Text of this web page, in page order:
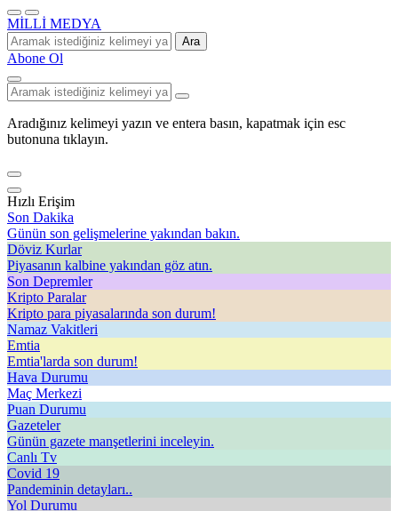
MİLLİ MEDYA
Ara
Abone Ol
Aradığınız kelimeyi yazın ve entera basın, kapatmak için esc
butonuna tıklayın.
Hızlı Erişim
Son Dakika
Günün son gelişmelerine yakından bakın.
Döviz Kurlar
Piyasanın kalbine yakından göz atın.
Son Depremler
Kripto Paralar
Kripto para piyasalarında son durum!
Namaz Vakitleri
Emtia
Emtia'larda son durum!
Hava Durumu
Maç Merkezi
Puan Durumu
Gazeteler
Günün gazete manşetlerini inceleyin.
Canlı Tv
Covid 19
Pandeminin detayları..
Yol Durumu